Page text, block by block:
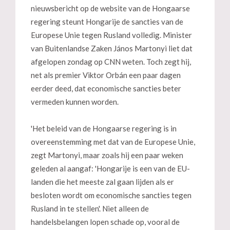
nieuwsbericht op de website van de Hongaarse
regering steunt Hongarije de sancties van de
Europese Unie tegen Rusland volledig. Minister
van Buitenlandse Zaken János Martonyi liet dat
afgelopen zondag op CNN weten. Toch zegt hij,
net als premier Viktor Orbán een paar dagen
eerder deed, dat economische sancties beter
vermeden kunnen worden.
'Het beleid van de Hongaarse regering is in
overeenstemming met dat van de Europese Unie,
zegt Martonyi, maar zoals hij een paar weken
geleden al aangaf: 'Hongarije is een van de EU-
landen die het meeste zal gaan lijden als er
besloten wordt om economische sancties tegen
Rusland in te stellen'. Niet alleen de
handelsbelangen lopen schade op, vooral de